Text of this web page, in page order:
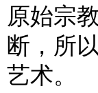
原始宗
断，所
艺术。